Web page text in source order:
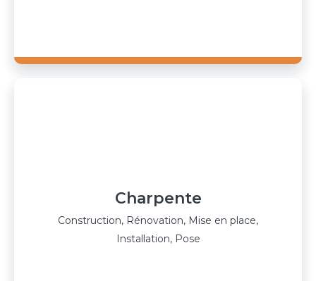
Charpente
Construction, Rénovation, Mise en place,
Installation, Pose